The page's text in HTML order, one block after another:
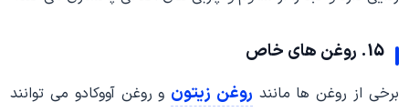
15. روغن های خاص
برخی از روغن ها مانند روغن زیتون و روغن آووکادو می توانند